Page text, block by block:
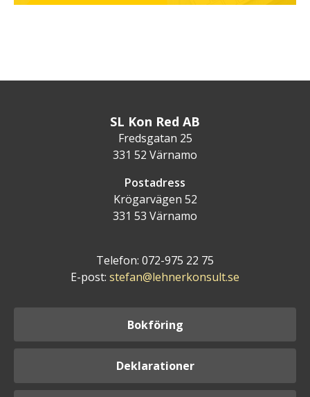
SL Kon Red AB
Fredsgatan 25
331 52 Värnamo
Postadress
Krögarvägen 52
331 53 Värnamo
Telefon: 072-975 22 75
E-post: stefan@lehnerkonsult.se
Bokföring
Deklarationer